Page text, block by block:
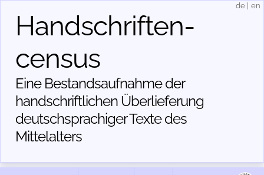
Handschriften­
census
Eine Bestandsaufnahme der
handschriftlichen Über­lieferung
deutschsprachiger Texte des
Mittelalters
de en